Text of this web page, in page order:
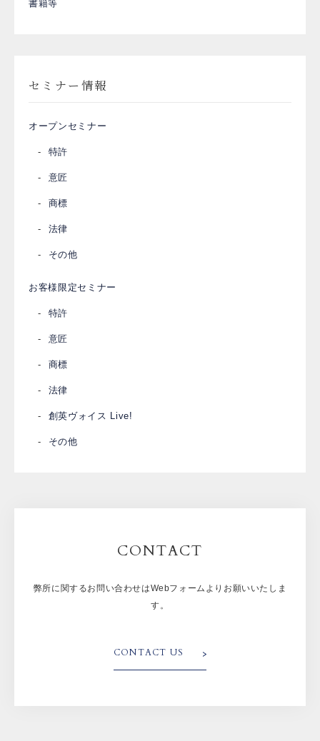
書籍等
セミナー情報
オープンセミナー
特許
意匠
商標
法律
その他
お客様限定セミナー
特許
意匠
商標
法律
創英ヴォイス Live!
その他
CONTACT
弊所に関するお問い合わせはWebフォームよりお願いいたしま
す。
CONTACT US